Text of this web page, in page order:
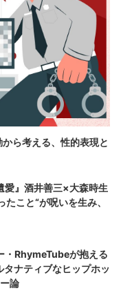
ら考える、性的表現と
愛』酒井善三×大森時生
たこと“が呪いを生み、
・RhymeTubeが抱える
ナティブなヒップホッ
論